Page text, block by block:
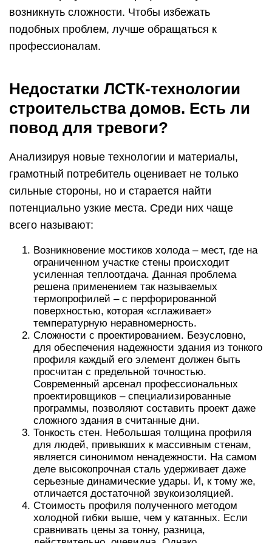
возникнуть сложности. Чтобы избежать
подобных проблем, лучше обращаться к
профессионалам.
Недостатки ЛСТК-технологии
строительства домов. Есть ли
повод для тревоги?
Анализируя новые технологии и материалы,
грамотный потребитель оценивает не только
сильные стороны, но и старается найти
потенциально узкие места. Среди них чаще
всего называют:
Возникновение мостиков холода – мест, где на
ограниченном участке стены происходит
усиленная теплоотдача. Данная проблема
решена применением так называемых
термопрофилей – с перфорированной
поверхностью, которая «сглаживает»
температурную неравномерность.
Сложности с проектированием. Безусловно,
для обеспечения надежности здания из тонкого
профиля каждый его элемент должен быть
просчитан с предельной точностью.
Современный арсенал профессиональных
проектировщиков – специализированные
программы, позволяют составить проект даже
сложного здания в считанные дни.
Тонкость стен. Небольшая толщина профиля
для людей, привыкших к массивным стенам,
является синонимом ненадежности. На самом
деле высокопрочная сталь удерживает даже
серьезные динамические удары. И, к тому же,
отличается достаточной звукоизоляцией.
Стоимость профиля полученного методом
холодной гибки выше, чем у катанных. Если
сравнивать цены за тонну, разница,